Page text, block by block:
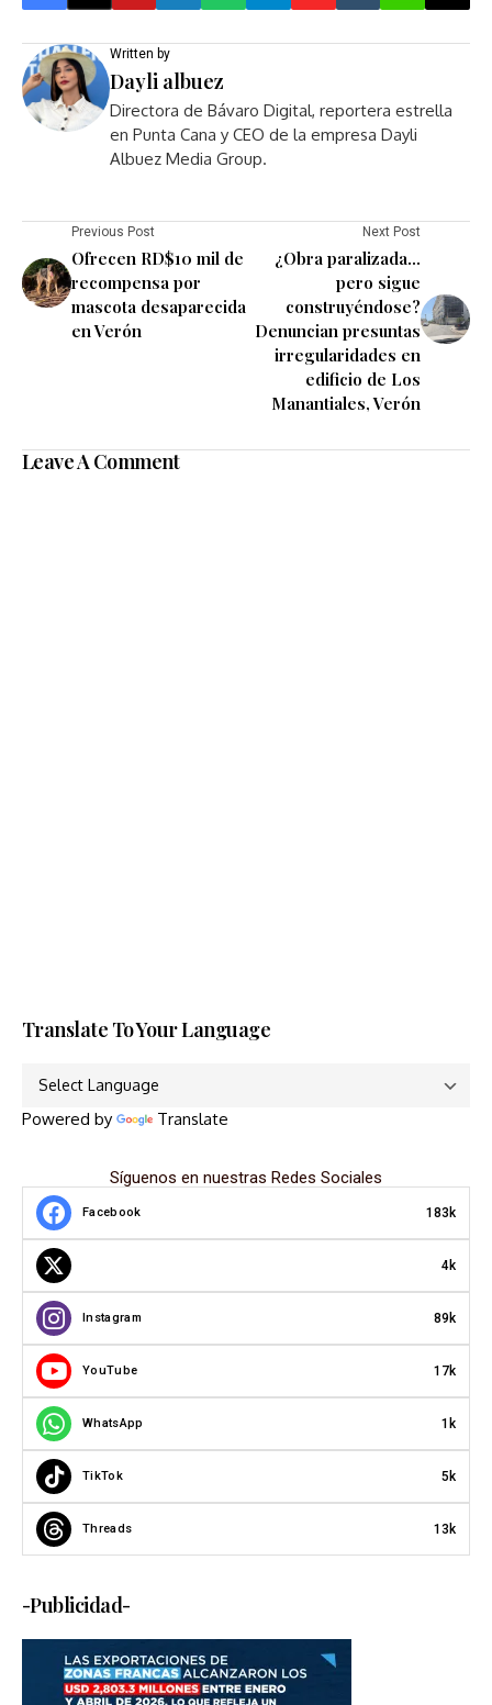
Written by
Dayli albuez
Directora de Bávaro Digital, reportera estrella
en Punta Cana y CEO de la empresa Dayli
Albuez Media Group.
Previous Post
Ofrecen RD$10 mil de
recompensa por
mascota desaparecida
en Verón
Next Post
¿Obra paralizada…
pero sigue
construyéndose?
Denuncian presuntas
irregularidades en
edificio de Los
Manantiales, Verón
Leave A Comment
Translate To Your Language
Powered by Translate
Síguenos en nuestras Redes Sociales
Facebook 183k
4k
Instagram 89k
YouTube 17k
WhatsApp 1k
TikTok 5k
Threads 13k
-Publicidad-